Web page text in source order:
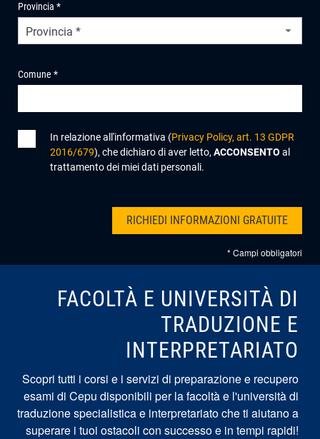
Provincia *
Provincia *
Comune *
In relazione all'informativa (Privacy Policy, art. 13 GDPR
2016/679), che dichiaro di aver letto, ACCONSENTO al
trattamento dei miei dati personali.
* Campi obbligatori
FACOLTÀ E UNIVERSITÀ DI
TRADUZIONE E
INTERPRETARIATO
Scopri tutti i corsi e i servizi di preparazione e recupero
esami di Cepu disponibili per la facoltà e l'università di
traduzione specialistica e interpretariato che ti aiutano a
superare i tuoi ostacoli con successo e in tempi rapidi!